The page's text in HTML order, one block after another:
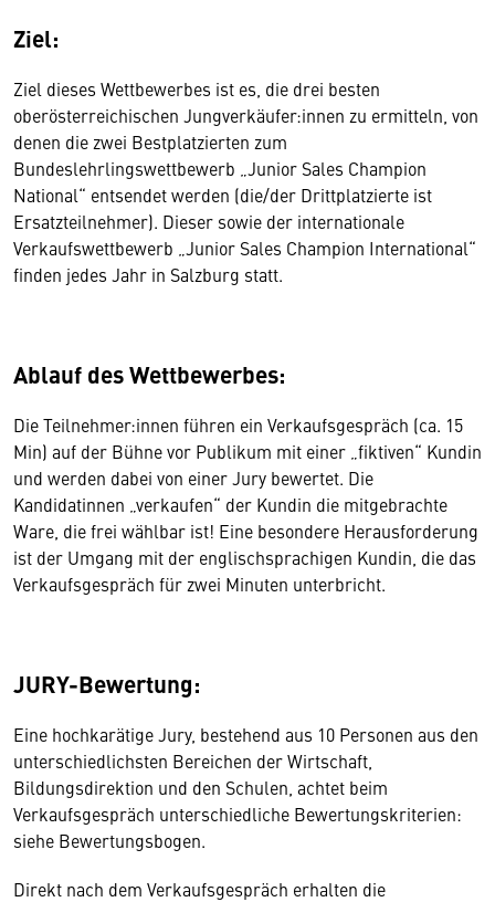
Ziel:
Ziel dieses Wettbewerbes ist es, die drei besten
oberösterreichischen Jungverkäufer:innen zu ermitteln, von
denen die zwei Bestplatzierten zum
Bundeslehrlingswettbewerb „Junior Sales Champion
National“ entsendet werden (die/der Drittplatzierte ist
Ersatzteilnehmer). Dieser sowie der internationale
Verkaufswettbewerb „Junior Sales Champion International“
finden jedes Jahr in Salzburg statt.
Ablauf des Wettbewerbes:
Die Teilnehmer:innen führen ein Verkaufsgespräch (ca. 15
Min) auf der Bühne vor Publikum mit einer „fiktiven“ Kundin
und werden dabei von einer Jury bewertet. Die
Kandidatinnen „verkaufen“ der Kundin die mitgebrachte
Ware, die frei wählbar ist! Eine besondere Herausforderung
ist der Umgang mit der englischsprachigen Kundin, die das
Verkaufsgespräch für zwei Minuten unterbricht.
JURY-Bewertung:
Eine hochkarätige Jury, bestehend aus 10 Personen aus den
unterschiedlichsten Bereichen der Wirtschaft,
Bildungsdirektion und den Schulen, achtet beim
Verkaufsgespräch unterschiedliche Bewertungskriterien:
siehe Bewertungsbogen.
Direkt nach dem Verkaufsgespräch erhalten die